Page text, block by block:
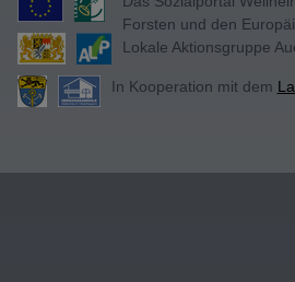
Forsten und den
Lokale Aktionsgruppe
In Kooperation mit dem